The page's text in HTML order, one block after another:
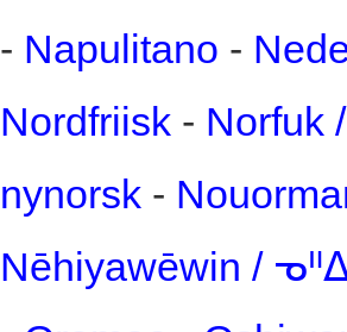
- Napulitano -
Nordfriisk - Norfuk
nynorsk -
Nēhiyawēwin /